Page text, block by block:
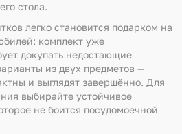
стола.
легко становится подарком на
комплект уже
докупать недостающие
из двух предметов —
и выглядят завершённо. Для
выбирайте устойчивое
не боится посудомоечной